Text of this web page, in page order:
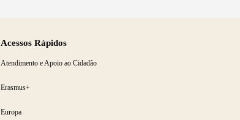
Acessos Rápidos
Atendimento e Apoio ao Cidadão
Erasmus+
Europa